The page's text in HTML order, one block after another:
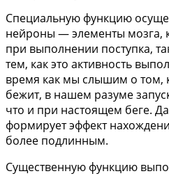
Специальную функцию
нейроны — элементы мозга,
при выполнении поступка,
тем, как это активность
время как мы слышим о том,
бежит, в нашем разуме
что и при настоящем беге.
формирует эффект
более подлинным.
Существенную функцию